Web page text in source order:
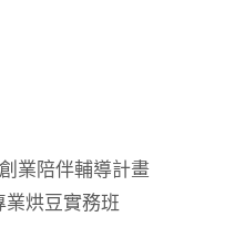
業陪伴輔導計畫
業烘豆實務班